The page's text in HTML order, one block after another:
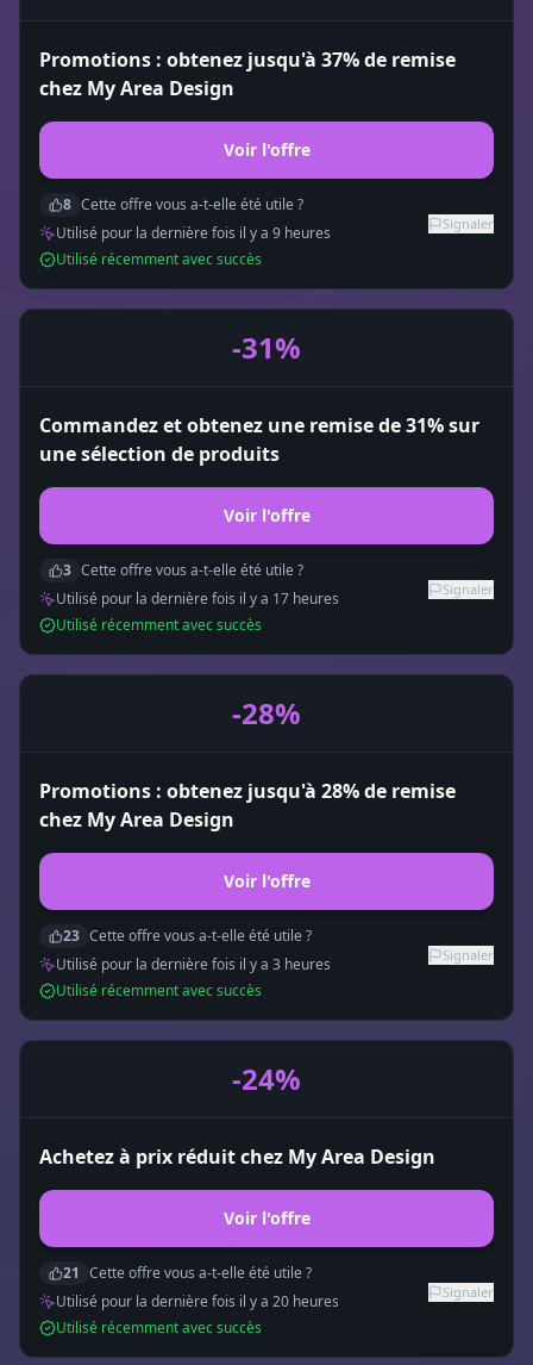
Promotions : obtenez jusqu'à 37% de remise
chez My Area Design
Voir l'offre
8 Cette offre vous a-t-elle été utile ?
Utilisé pour la dernière fois il y a 9 heures
Utilisé récemment avec succès
Signaler
-31%
Commandez et obtenez une remise de 31% sur
une sélection de produits
Voir l'offre
3 Cette offre vous a-t-elle été utile ?
Utilisé pour la dernière fois il y a 17 heures
Utilisé récemment avec succès
Signaler
-28%
Promotions : obtenez jusqu'à 28% de remise
chez My Area Design
Voir l'offre
23 Cette offre vous a-t-elle été utile ?
Utilisé pour la dernière fois il y a 3 heures
Utilisé récemment avec succès
Signaler
-24%
Achetez à prix réduit chez My Area Design
Voir l'offre
21 Cette offre vous a-t-elle été utile ?
Utilisé pour la dernière fois il y a 20 heures
Utilisé récemment avec succès
Signaler